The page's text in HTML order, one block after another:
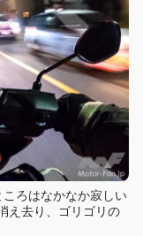
ろはなかなか寂しい
え去り、ゴリゴリの